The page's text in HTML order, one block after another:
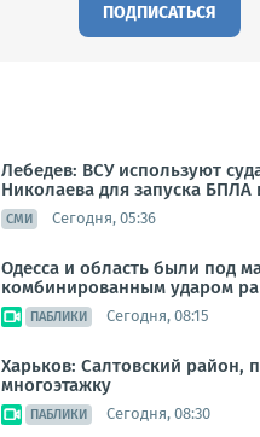
ПОДПИСАТЬСЯ
Лебедев: ВСУ используют
Николаева для запуска БПЛА
СМИ Сегодня, 05:36
Одесса и область были под
комбинированным ударом
ПАБЛИКИ Сегодня, 08:15
Харьков: Салтовский район,
многоэтажку
ПАБЛИКИ Сегодня, 08:30